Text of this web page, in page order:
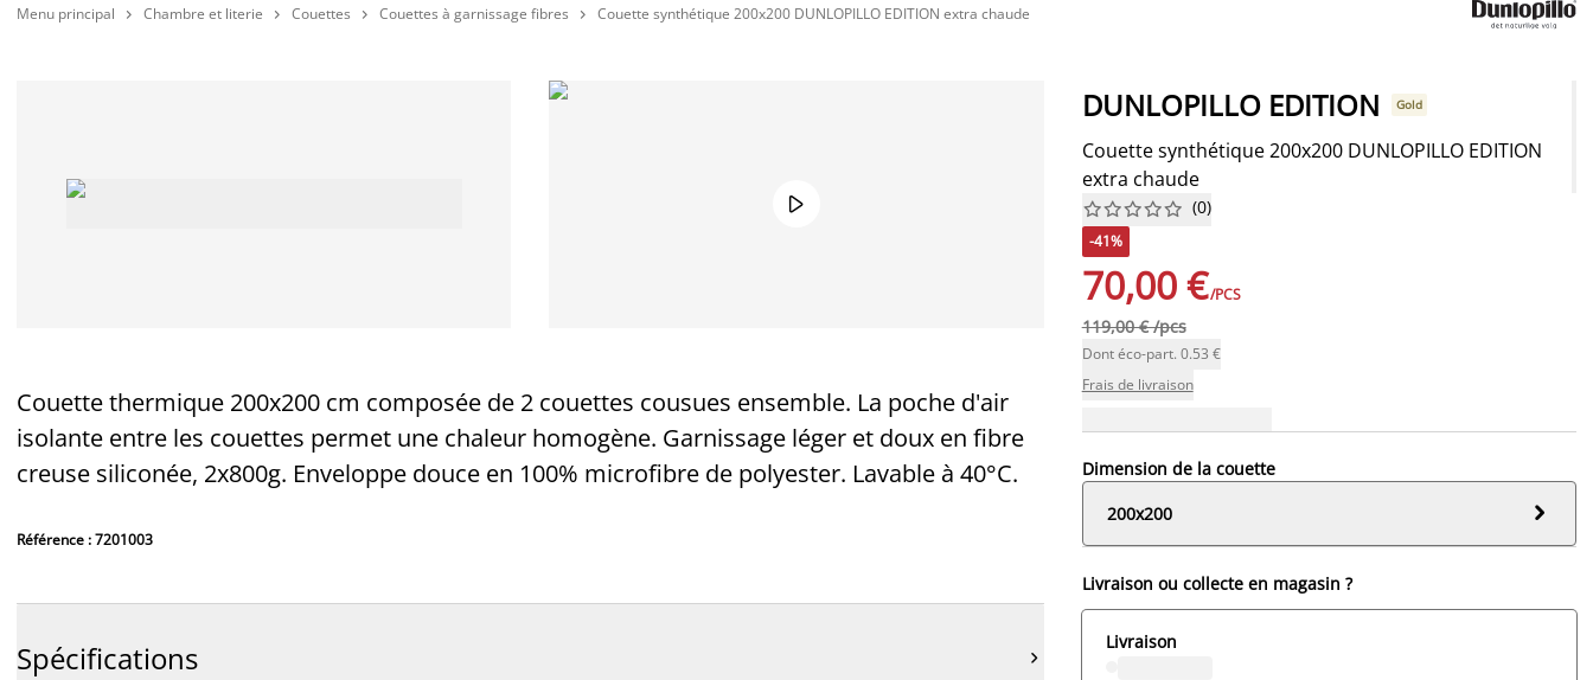
Menu principal  Chambre et literie  Couettes  Couettes à garnissage fibres  Couette synthétique 200x200 DUNLOPILLO EDITION extra chaude

Couette thermique 200x200 cm composée de 2 couettes cousues ensemble. La poche d'air
isolante entre les couettes permet une chaleur homogène. Garnissage léger et doux en fibre
creuse siliconée, 2x800g. Enveloppe douce en 100% microfibre de polyester. Lavable à 40°C.
Référence : 7201003
Spécifications 
DUNLOPILLO EDITION Gold
Couette synthétique 200x200 DUNLOPILLO EDITION
extra chaude





 (0)
-41%
70,00 €/PCS
119,00 € /pcs
Dont éco-part. 0.53 €
Frais de livraison
Dimension de la couette
200x200

Livraison ou collecte en magasin ?
Livraison